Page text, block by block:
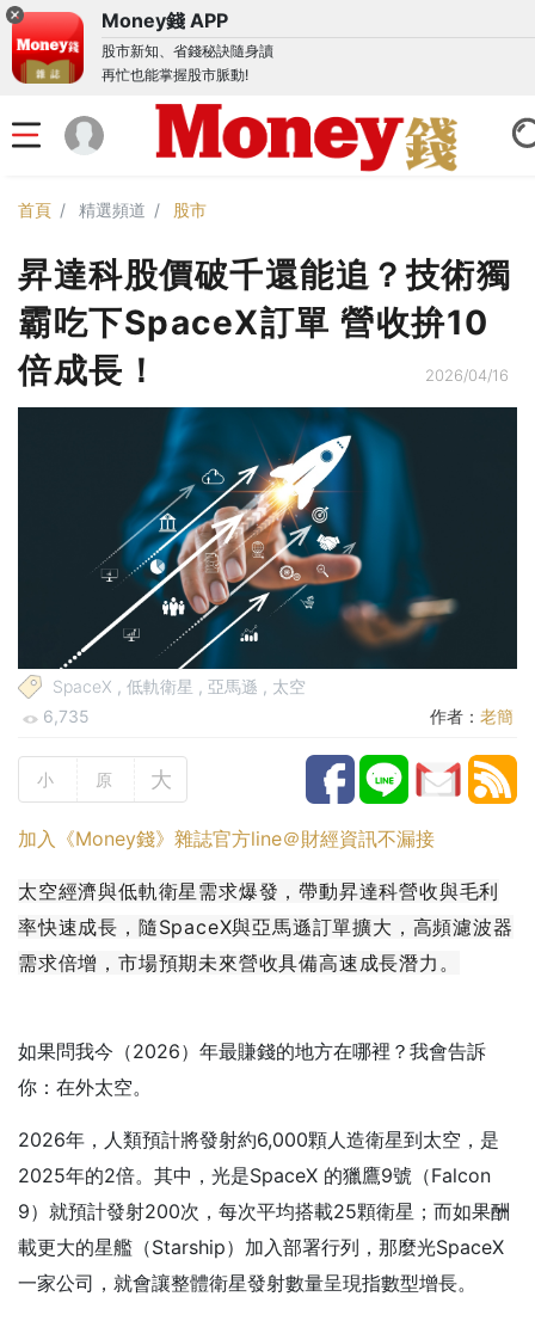
Money錢 APP
股市新知、省錢秘訣隨身讀
再忙也能掌握股市脈動!
首頁 精選頻道 股市
昇達科股價破千還能追？技術獨
霸吃下SpaceX訂單 營收拚10
倍成長！
2026/04/16
SpaceX , 低軌衛星 , 亞馬遜 , 太空
6,735
作者： 老簡
小 原 大
加入《Money錢》雜誌官方line＠財經資訊不漏接
太空經濟與低軌衛星需求爆發，帶動昇達科營收與毛利
率快速成長，隨SpaceX與亞馬遜訂單擴大，高頻濾波器
需求倍增，市場預期未來營收具備高速成長潛力。
如果問我今（2026）年最賺錢的地方在哪裡？我會告訴
你：在外太空。
2026年，人類預計將發射約6,000顆人造衛星到太空，是
2025年的2倍。其中，光是SpaceX 的獵鷹9號（Falcon
9）就預計發射200次，每次平均搭載25顆衛星；而如果酬
載更大的星艦（Starship）加入部署行列，那麼光SpaceX
一家公司，就會讓整體衛星發射數量呈現指數型增長。